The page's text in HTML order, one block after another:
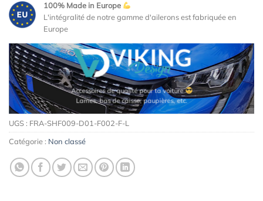
100% Made in Europe
L'intégralité de notre gamme d'ailerons est fabriquée en
Europe
Accessoires de qualité pour ta voiture
Lames, bas de caisse, paupières, etc.
UGS : FRA-SHF009-D01-F002-F-L
Catégorie : Non classé